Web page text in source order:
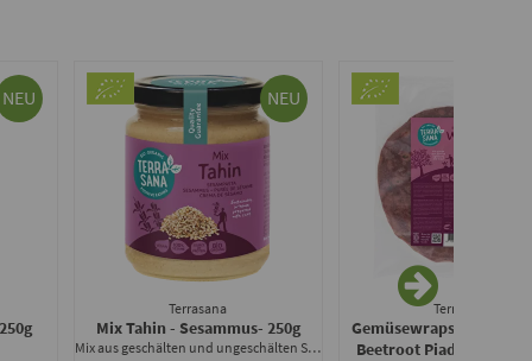
NEU NEU
Terrasana
Mix Tahin - Sesammus- 250g
Mix aus geschälten und ungeschälten Samen
Terrasana
Gemüsewraps mit Roter
Beetroot Piadina Wraps